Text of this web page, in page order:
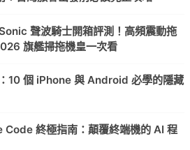
聲波騎士開箱評測！高頻震動拖
旗艦掃拖機皇一次看
10 個 iPhone 與 Android 必學的隱藏
終極指南：顛覆終端機的 AI 程